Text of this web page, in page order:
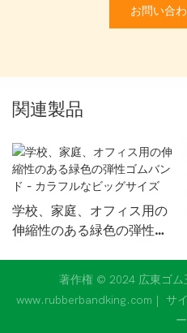
お問い合
関連製品
学校、家庭、オフィス用の
伸縮性のある緑色の弾性ゴ
グサイズ著作権 © 2024 広東ゴム
www.rubberbandking.com | サ
ー